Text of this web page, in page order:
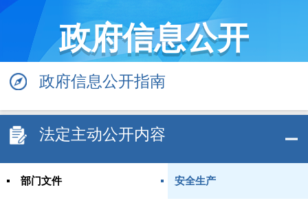
政府信息公开
政府信息公开指南
法定主动公开内容
部门文件 安全生产